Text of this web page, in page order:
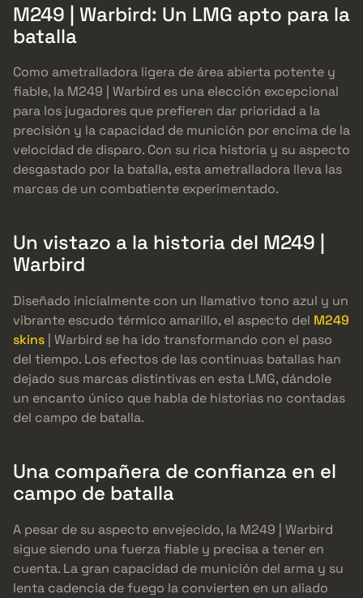
M249 | Warbird: Un LMG apto para la
batalla
Como ametralladora ligera de área abierta potente y
fiable, la M249 | Warbird es una elección excepcional
para los jugadores que prefieren dar prioridad a la
precisión y la capacidad de munición por encima de la
velocidad de disparo. Con su rica historia y su aspecto
desgastado por la batalla, esta ametralladora lleva las
marcas de un combatiente experimentado.
Un vistazo a la historia del M249 |
Warbird
Diseñado inicialmente con un llamativo tono azul y un
vibrante escudo térmico amarillo, el aspecto del M249
skins | Warbird se ha ido transformando con el paso
del tiempo. Los efectos de las continuas batallas han
dejado sus marcas distintivas en esta LMG, dándole
un encanto único que habla de historias no contadas
del campo de batalla.
Una compañera de confianza en el
campo de batalla
A pesar de su aspecto envejecido, la M249 | Warbird
sigue siendo una fuerza fiable y precisa a tener en
cuenta. La gran capacidad de munición del arma y su
lenta cadencia de fuego la convierten en un aliado